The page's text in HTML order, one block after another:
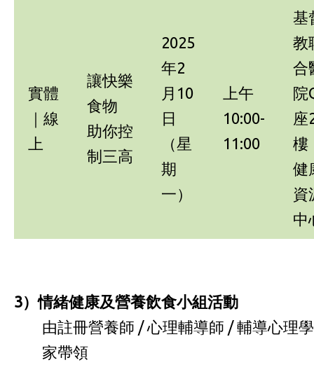
實體
｜線
上
讓快樂
食物
助你控
制三高
2025
年2
月10
日
（星
期
一）
上午
10:00-
11:00
基
教
合
院
座
樓
健
資
中
3）情緒健康及營養飲食小組活動
由註冊營養師 / 心理輔導師 / 輔導心理學
家帶領